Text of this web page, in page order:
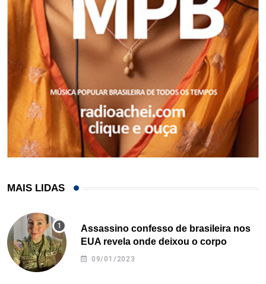
MAIS LIDAS
Assassino confesso de brasileira nos
EUA revela onde deixou o corpo
09/01/2023